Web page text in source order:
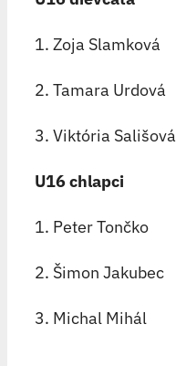
1. Zoja Slamková
2. Tamara Urdová
3. Viktória Sališová
U16 chlapci
1. Peter Tončko
2. Šimon Jakubec
3. Michal Mihál